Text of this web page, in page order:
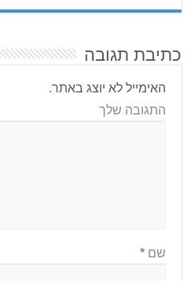
כתיבת תגובה
האימייל לא יוצג באתר.
התגובה שלך
שם*